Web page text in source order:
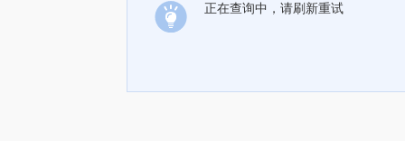
正在查询中，请刷新重试